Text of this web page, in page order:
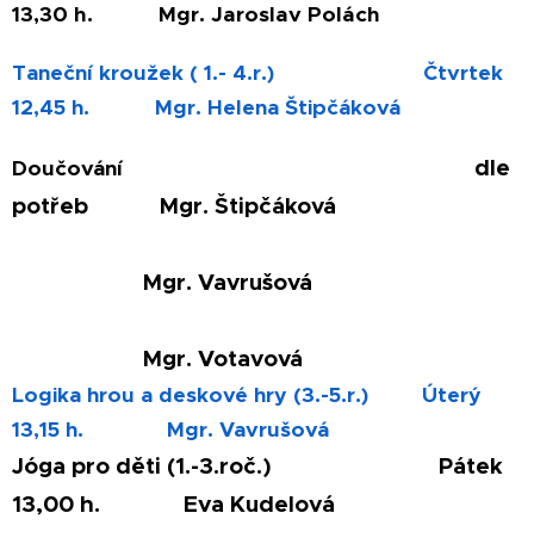
13,30 h. Mgr. Jaroslav Polách
Taneční kroužek ( 1.- 4.r.) Čtvrtek
12,45 h. Mgr. Helena Štipčáková
Doučování dle
potřeb Mgr. Štipčáková
Mgr. Vavrušová
Mgr. Votavová
Logika hrou a deskové hry (3.-5.r.) Úterý
13,15 h. Mgr. Vavrušová
Jóga pro děti (1.-3.roč.) Pátek
13,00 h. Eva Kudelová